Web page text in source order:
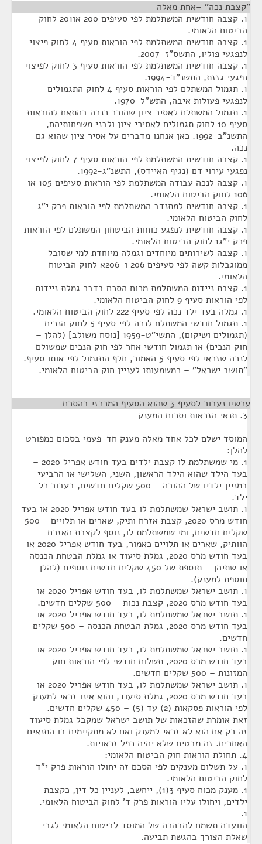
"קצבת נכה" –אחת מאלה
1. קצבה חודשית המשתלמת לפי סעיפים 200 או201 לחוק
הביטוח הלאומי.
1. קצבה חודשית המשתלמת לפי הוראות סעיף 4 לחוק פיצוי
לנפגעי פוליו, התשס"ז-2007.
1. קצבה חודשית המשתלמת לפי הוראות סעיף 3 לחוק לפיצוי
נפגעי גזזת, התשנ"ד-1994.
1. תגמול המשתלם לפי הוראות סעיף 4 לחוק התגמולים
לנפגעי פעולות איבה, התש"ל-1970.
1. תגמול המשתלם לאסיר ציון שהוכר כנכה בהתאם להוראות
סעיף 10 לחוק תגמולים לאסירי ציון ולבני משפחותיהם,
התשנ"ב-1992. כאן אנחנו מדברים על אסיר ציון שהוא גם
נכה.
1. קצבה חודשית המשתלמת לפי הוראות סעיף 7 לחוק לפיצוי
נפגעי עירוי דם (נגיף האיידס), התשנ"ג-1992.
1. קצבה לנכה עבודה המשתלמת לפי הוראות סעיפים 105 או
106 לחוק הביטוח הלאומי.
1. קצבה חודשית למתנדב המשתלמת לפי הוראות פרק י"ג
לחוק הביטוח הלאומי.
1. קצבה חודשית לנפגע כוחות הביטחון המשתלם לפי הוראות
פרק י"ג1 לחוק הביטוח הלאומי.
1. קצבה לשירותים מיוחדים וגמלה מיוחדת למי שסובל
ממוגבלות קשה לפי סעיפים 206 ו-206א לחוק הביטוח
הלאומי.
1. קצבת ניידות המשתלמת מכוח הסכם בדבר גמלת ניידות
לפי הוראות סעיף 9 לחוק הביטוח הלאומי.
1. גמלה בעד ילד נכה לפי סעיף 222 לחוק הביטוח הלאומי.
1. תגמול חודשי המשתלם לנכה לפי סעיף 5 לחוק הנכים
(תגמולים ושיקום), התשי"ט-1959 [נוסח משולב] (להלן –
חוק הנכים) או תגמול חודשי אחר לפי חוק הנכים שמשולם
לנכה שזכאי לפי סעיף 5 האמור, חלף התגמול לפי אותו סעיף.
"תושב ישראל" – כמשמעותו לעניין חוק הביטוח הלאומי.
עכשיו נעבור לסעיף 3 שהוא הסעיף המרכזי בהסכם
3. תנאי הזכאות וסכום המענק
המוסד ישלם לכל אחד מאלה מענק חד-פעמי בסכום כמפורט
להלן:
1. מי שמשתלמת לו קצבת ילדים בעד חודש אפריל 2020 –
בעד הילד שהוא הילד הראשון, השני, השלישי או הרביעי
במניין ילדיו של ההורה – 500 שקלים חדשים, בעבור כל
ילד.
1. תושב ישראל שמשתלמת לו בעד חודש אפריל 2020 או בעד
חודש מרס 2020, קצבת אזרח ותיק, שארים או תלויים - 500
שקלים חדשים, ומי שמשתלמת לו, נוסף לקצבת האזרח
הוותיק, שארים או תלויים כאמור, בעד חודש אפריל 2020 או
בעד חודש מרס 2020, גמלת סיעוד או גמלת הבטחת הכנסה
או שתיהן – תוספת של 450 שקלים חדשים נוספים (להלן –
תוספת למענק).
1. תושב ישראל שמשתלמת לו, בעד חודש אפריל 2020 או
בעד חודש מרס 2020, קצבת נכות – 500 שקלים חדשים.
1. תושב ישראל שמשתלמת לו, בעד חודש אפריל 2020 או
בעד חודש מרס 2020, גמלת הבטחת הכנסה – 500 שקלים
חדשים.
1. תושב ישראל שמשתלמת לו, בעד חודש אפריל 2020 או
בעד חודש מרס 2020, תשלום חודשי לפי הוראות חוק
המזונות – 500 שקלים חדשים.
1. תושב ישראל שמשתלמת לו, בעד חודש אפריל 2020 או
בעד חודש מרס 2020, גמלת סיעוד, והוא אינו זכאי למענק
לפי הוראות פסקאות (2) עד (5) – 450 שקלים חדשים.
זאת אומרת שהזכאות של תושב ישראל שמקבל גמלת סיעוד
זה רק אם הוא לא זכאי למענק ואם לא מתקיימים בו התנאים
האחרים. זה מבטיח שלא יהיה כפל זכאויות.
4. תחולת הוראות חוק הביטוח הלאומי:
1. על תשלום מענקים לפי הסכם זה יחולו הוראות פרק י"ד
לחוק הביטוח הלאומי.
1. מענק מכוח סעיף 3(1), ייחשב, לעניין כל דין, כקצבת
ילדים, ויחולו עליו הוראות פרק ד' לחוק הביטוח הלאומי.
1.
הוועדה תשמח להבהרה של המוסד לביטוח הלאומי לגבי
שאלת הצורך בהגשת תביעה.